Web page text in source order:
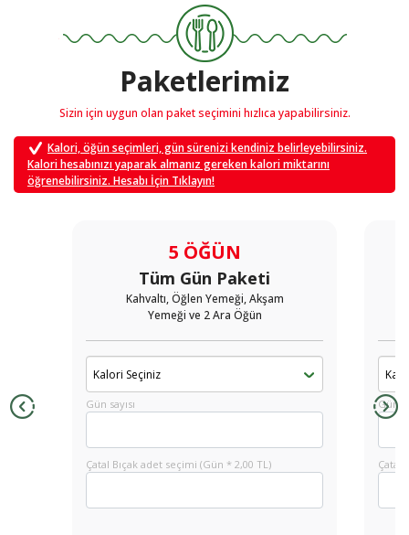
Paketlerimiz
Sizin için uygun olan paket seçimini hızlıca yapabilirsiniz.
Kalori, öğün seçimleri, gün sürenizi kendiniz belirleyebilirsiniz.
Kalori hesabınızı yaparak almanız gereken kalori miktarını
öğrenebilirsiniz. Hesabı İçin Tıklayın!
5 ÖĞÜN
Tüm Gün Paketi
Kahvaltı, Öğlen Yemeği, Akşam
Yemeği ve 2 Ara Öğün
Gün sayısı
Çatal Bıçak adet seçimi (Gün * 2,00 TL)
Gün
Çatal